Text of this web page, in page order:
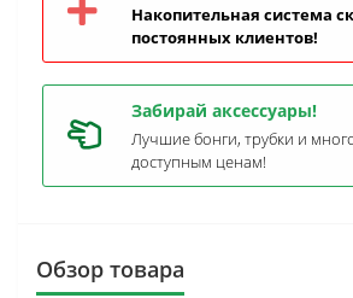
Накопительная система
постоянных клиентов!
Забирай аксессуары!
Лучшие бонги, трубки и
доступным ценам!
Обзор товара